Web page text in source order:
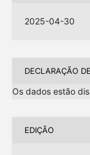
2025-04-30
DECLARAÇÃO
Os dados estão
EDIÇÃO